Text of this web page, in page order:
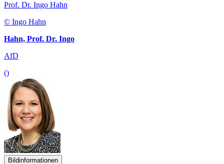
Prof. Dr. Ingo Hahn
© Ingo Hahn
Hahn, Prof. Dr. Ingo
AfD
()
Bildinformationen